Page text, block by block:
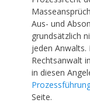
Aus- und
grundsätzlich
jeden
Rechtsanwalt in
in diesen
Seite.